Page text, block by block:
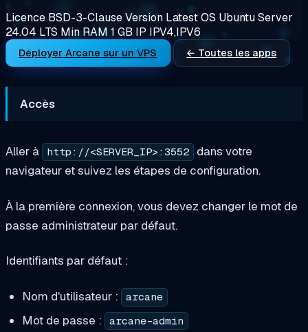
Licence BSD-3-ClauseVersion LatestOS Ubuntu Server
24.04 LTS Min RAM 1 GB IP IPV4,IPV6
Déployer Arcane sur un VPS ← Toutes les apps
Accès
Aller à http://<SERVER_IP>:3552 dans votre
navigateur et suivez les étapes de configuration.
À la première connexion, vous devez changer le mot de
passe administrateur par défaut.
Identifiants par défaut :
Nom d'utilisateur : arcane
Mot de passe : arcane-admin